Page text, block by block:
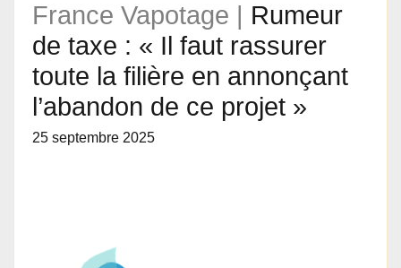
France Vapotage | Rumeur
de taxe : « Il faut rassurer
toute la filière en annonçant
l’abandon de ce projet »
25 septembre 2025